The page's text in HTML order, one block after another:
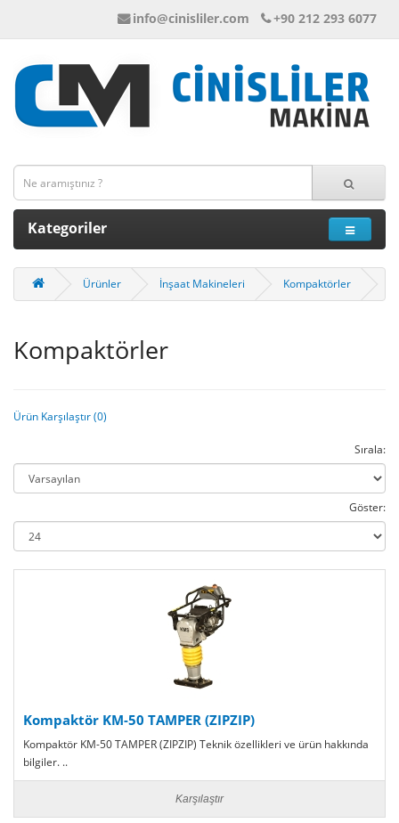
info@cinisliler.com +90 212 293 6077
Kategoriler
Ürünler İnşaat Makineleri Kompaktörler
Kompaktörler
Ürün Karşılaştır (0)
Sırala:
Göster:
Kompaktör KM-50 TAMPER (ZIPZIP)
Kompaktör KM-50 TAMPER (ZIPZIP) Teknik özellikleri ve ürün hakkında
bilgiler. ..
Karşılaştır